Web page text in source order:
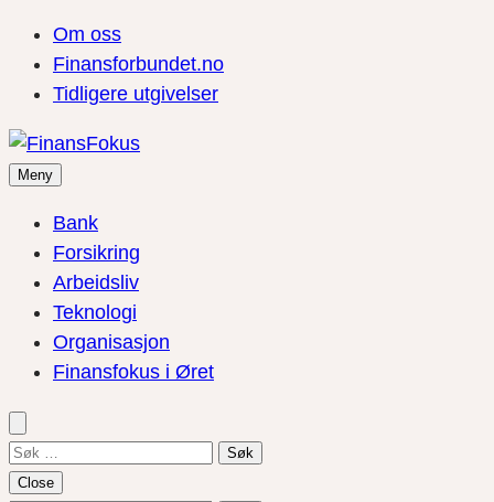
Om oss
Finansforbundet.no
Tidligere utgivelser
Meny
Bank
Forsikring
Arbeidsliv
Teknologi
Organisasjon
Finansfokus i Øret
Søk
etter:
Close